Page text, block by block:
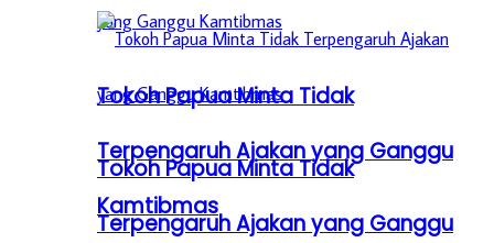
Tokoh Papua Minta Tidak
Terpengaruh Ajakan yang Ganggu
Kamtibmas
Tokoh Papua Minta Tidak
Terpengaruh Ajakan yang Ganggu